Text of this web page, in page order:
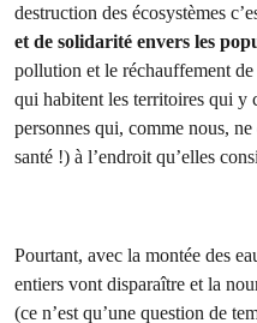
destruction des écosystèmes
et de solidarité envers les
pollution et le réchauffement
qui habitent les territoires qui y
personnes qui, comme nous,
santé !) à l’endroit qu’elles
Pourtant, avec la montée des
entiers vont disparaître et la
(ce n’est qu’une question de